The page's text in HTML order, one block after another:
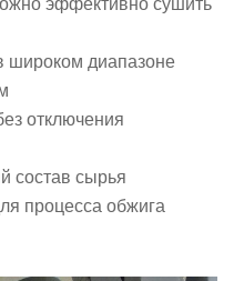
эффективно сушить
широком диапазоне
отключения
состав сырья
процесса обжига